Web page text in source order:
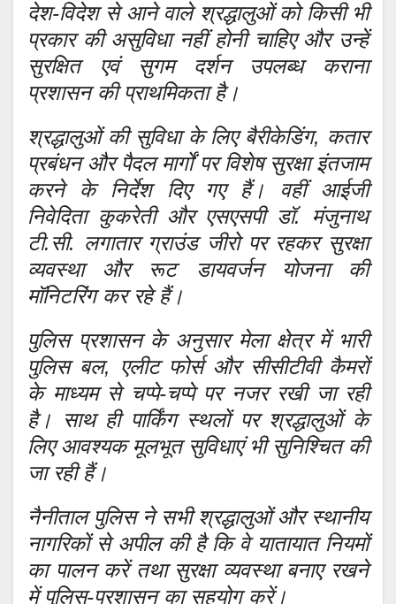
देश-विदेश से आने वाले श्रद्धालुओं को किसी भी
प्रकार की असुविधा नहीं होनी चाहिए और उन्हें
सुरक्षित एवं सुगम दर्शन उपलब्ध कराना
प्रशासन की प्राथमिकता है।
श्रद्धालुओं की सुविधा के लिए बैरीकेडिंग, कतार
प्रबंधन और पैदल मार्गों पर विशेष सुरक्षा इंतजाम
करने के निर्देश दिए गए हैं। वहीं आईजी
निवेदिता कुकरेती और एसएसपी डॉ. मंजुनाथ
टी.सी. लगातार ग्राउंड जीरो पर रहकर सुरक्षा
व्यवस्था और रूट डायवर्जन योजना की
मॉनिटरिंग कर रहे हैं।
पुलिस प्रशासन के अनुसार मेला क्षेत्र में भारी
पुलिस बल, एलीट फोर्स और सीसीटीवी कैमरों
के माध्यम से चप्पे-चप्पे पर नजर रखी जा रही
है। साथ ही पार्किंग स्थलों पर श्रद्धालुओं के
लिए आवश्यक मूलभूत सुविधाएं भी सुनिश्चित की
जा रही हैं।
नैनीताल पुलिस ने सभी श्रद्धालुओं और स्थानीय
नागरिकों से अपील की है कि वे यातायात नियमों
का पालन करें तथा सुरक्षा व्यवस्था बनाए रखने
में पुलिस-प्रशासन का सहयोग करें।